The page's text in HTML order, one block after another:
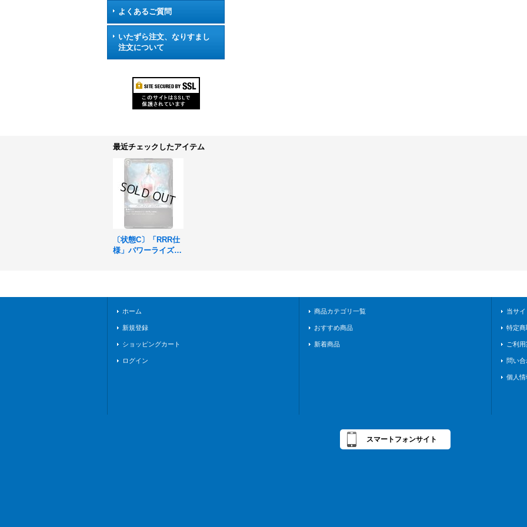
よくあるご質問
いたずら注文、なりすまし
注文について
最近チェックしたアイテム
〔状態C〕「RRR仕
様」パワーライズ・
ホーム
新規登録
ショッピングカート
ログイン
商品カテゴリ一覧
おすすめ商品
新着商品
当サ
特定
ご利
問い合
個人
スマートフォンサイト